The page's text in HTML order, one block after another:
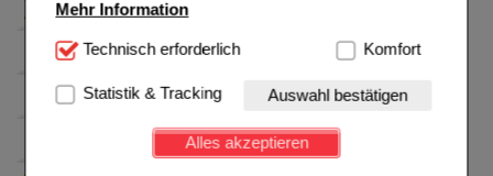
Mehr Information
Technisch Notwendig:Hierbei handelt es sich um
Website notwendig sind (z.B. Navigation, Warenkorb,
Kundenkonto), weshalb auf diese nicht verzichtet
werden kann.
Technisch erforderlich Komfort
Statistik & Tracking Auswahl bestätigen
Alles akzeptieren